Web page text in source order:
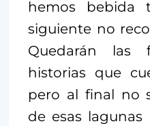
hemos bebida
siguiente no
Quedarán las
historias que
pero al final no
de esas